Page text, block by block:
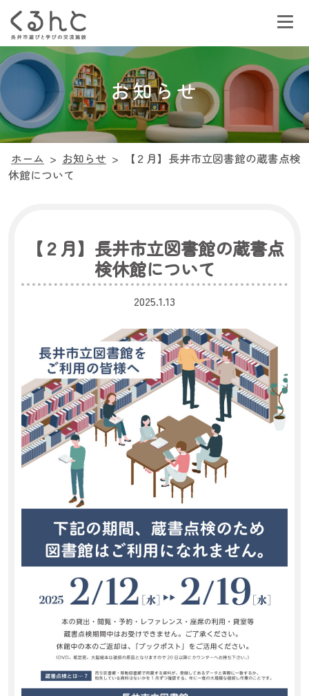
お知らせ
ホーム > お知らせ >
【２月】長井市立図書館の蔵書点検
休館について
【２月】長井市立図書館の蔵書点
検休館について
2025.1.13